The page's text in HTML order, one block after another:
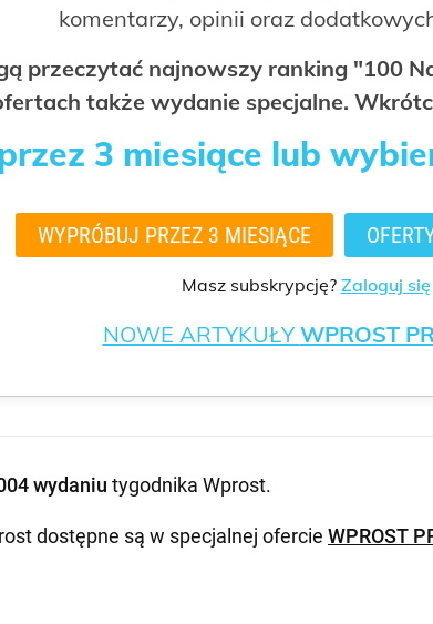
komentarzy, opinii oraz
przeczytać najnowszy ranking "100
także wydanie specjalne.
3 miesiące lub
WYPRÓBUJ PRZEZ 3 MIESIĄCE
Masz subskrypcję? Zaloguj się
NOWE ARTYKUŁYWPROST
wydaniu tygodnika Wprost.
dostępne są w specjalnej ofercie WPROST